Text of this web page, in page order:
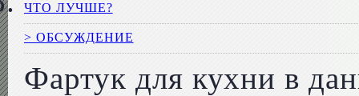
ЧТО ЛУЧШЕ?
> ОБСУЖДЕНИЕ
Фартук для кухни в